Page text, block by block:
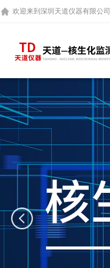
欢迎来到 深圳天道仪器有限公司